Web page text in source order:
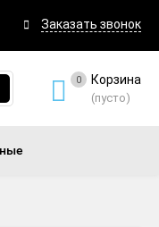
Заказать звонок
0 Корзина
(пусто)